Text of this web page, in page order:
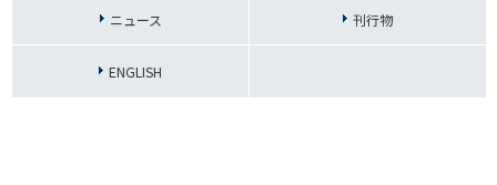
ニュース 刊行物
ENGLISH